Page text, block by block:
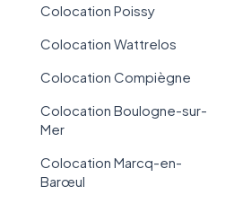
Colocation Poissy
Colocation Wattrelos
Colocation Compiègne
Colocation Boulogne-sur-
Mer
Colocation Marcq-en-
Barœul